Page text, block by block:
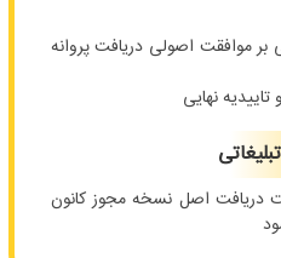
بر موافقت اصولی دریافت پروانه
نهایی
دریافت اصل نسخه مجوز کانون